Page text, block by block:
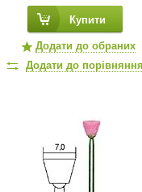
Купити
Додати до обраних
Додати до порівняння